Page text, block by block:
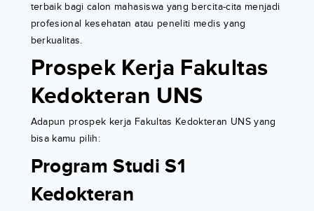
terbaik bagi calon mahasiswa yang bercita-cita menjadi
profesional kesehatan atau peneliti medis yang
berkualitas.
Prospek Kerja Fakultas
Kedokteran UNS
Adapun prospek kerja Fakultas Kedokteran UNS yang
bisa kamu pilih:
Program Studi S1
Kedokteran